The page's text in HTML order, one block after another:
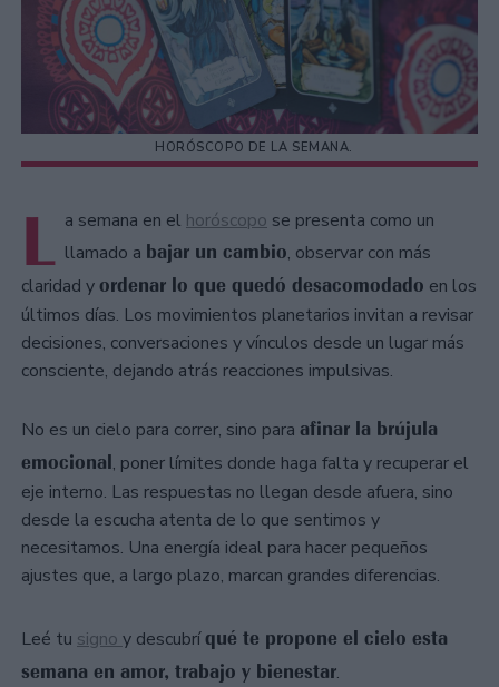
HORÓSCOPO DE LA SEMANA.
L a semana en el horóscopo se presenta como un
llamado a bajar un cambio, observar con más
claridad yordenar lo que quedó desacomodado en los
últimos días. Los movimientos planetarios invitan a revisar
decisiones, conversaciones y vínculos desde un lugar más
consciente, dejando atrás reacciones impulsivas.
No es un cielo para correr, sino para afinar la brújula
emocional, poner límites donde haga falta y recuperar el
eje interno. Las respuestas no llegan desde afuera, sino
desde la escucha atenta de lo que sentimos y
necesitamos. Una energía ideal para hacer pequeños
ajustes que, a largo plazo, marcan grandes diferencias.
Leé tu signoy descubríqué te propone el cielo esta
semana en amor, trabajo y bienestar.